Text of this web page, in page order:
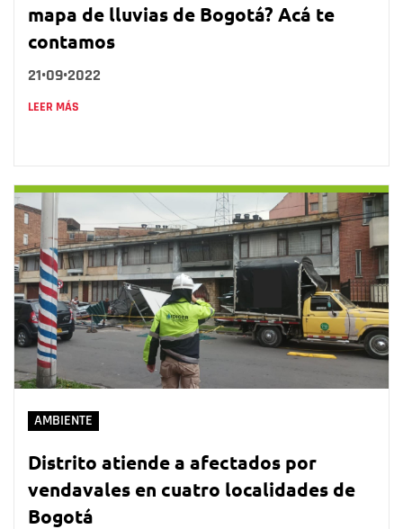
mapa de lluvias de Bogotá? Acá te
contamos
21•09•2022
LEER MÁS
AMBIENTE
Distrito atiende a afectados por
vendavales en cuatro localidades de
Bogotá